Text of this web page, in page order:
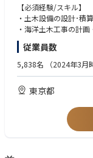
【魅力】
えられます。1つは「
れている大規模洋上風
後はさらに国内での洋
けでなく、送変電設
ど、多くの分野で土
開発が進められてい
な燃料タンクや専用
【必須経験/スキル】
・土木設備の設計･積
・海洋土木工事の計
従業員数
5,838名 （2024年3月
東京都